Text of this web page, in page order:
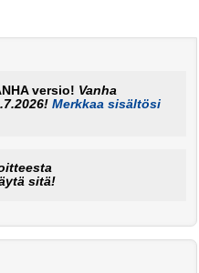
versio! Vanha
Merkkaa sisältösi
sitä!